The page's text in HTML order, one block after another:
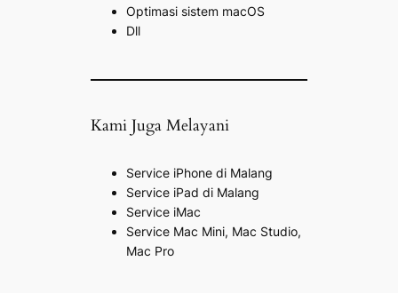
Optimasi sistem macOS
Dll
Kami Juga Melayani
Service iPhone di Malang
Service iPad di Malang
Service iMac
Service Mac Mini, Mac Studio,
Mac Pro